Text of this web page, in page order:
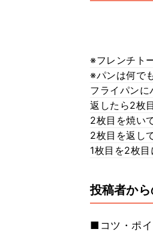
※フレンチト
※パンは何で
フライパンに
返したら2枚
2枚目を焼い
2枚目を返し
1枚目を2枚
投稿者か
■コツ・ポイ